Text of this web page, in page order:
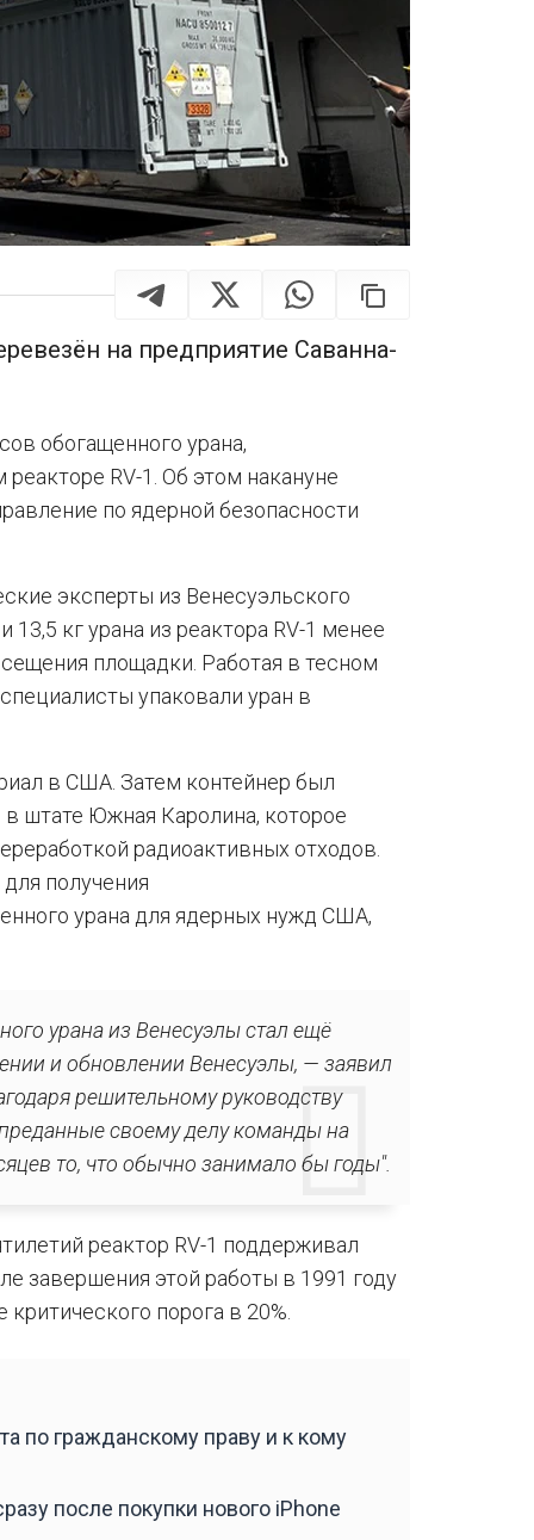
на предприятие Саванна-
обогащенного урана,
RV-1. Об этом накануне
по ядерной безопасности
эксперты из Венесуэльского
кг урана из реактора RV-1 менее
площадки. Работая в тесном
упаковали уран в
в США. Затем контейнер был
штате Южная Каролина, которое
радиоактивных отходов.
получения
урана для ядерных нужд США,
урана из Венесуэлы стал ещё
и обновлении Венесуэлы, — заявил
решительному руководству
своему делу команды на
то, что обычно занимало бы годы".
реактор RV-1 поддерживал
завершения этой работы в 1991 году
порога в 20%.
по гражданскому праву и к кому
после покупки нового iPhone